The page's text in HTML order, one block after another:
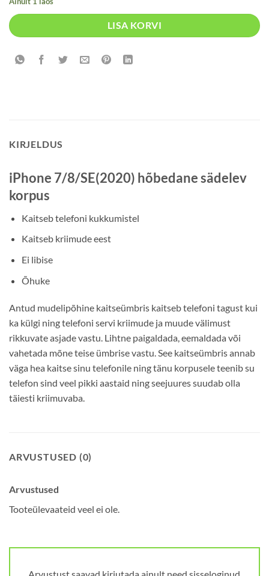
LISA KORVI
KIRJELDUS
iPhone 7/8/SE(2020) hõbedane sädelev
korpus
Kaitseb telefoni kukkumistel
Kaitseb kriimude eest
Ei libise
Õhuke
Antud mudelipõhine kaitseümbris kaitseb telefoni tagust kui
ka külgi ning telefoni servi kriimude ja muude välimust
rikkuvate asjade vastu. Lihtne paigaldada, eemaldada või
vahetada mõne teise ümbrise vastu. See kaitseümbris annab
väga hea kaitse sinu telefonile ning tänu korpusele teenib su
telefon sind veel pikki aastaid ning seejuures suudab olla
täiesti kriimuvaba.
ARVUSTUSED (0)
Arvustused
Tooteülevaateid veel ei ole.